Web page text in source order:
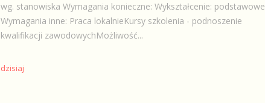
wg. stanowiska Wymagania konieczne: Wykształcenie: podstawowe
Wymagania inne: Praca lokalnieKursy szkolenia - podnoszenie
kwalifikacji zawodowychMożliwość...
dzisiaj